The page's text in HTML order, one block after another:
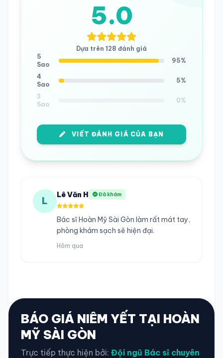
5.0
Dựa trên 128 đánh giá
5
Sao
95%
4
Sao
5%
3
Sao
0%
VIẾT ĐÁNH GIÁ CỦA BẠN
L
Lê Văn H Đã khám
Bác sĩ Hoàn Mỹ Sài Gòn làm rất mát tay,
phòng khám sạch sẽ hiện đại.
Hôm qua
BÁO GIÁ NIÊM YẾT TẠI HOÀN
MỸ SÀI GÒN
Trực tiếp thực hiện bởi: Đội ngũ Bác sĩ chuyên